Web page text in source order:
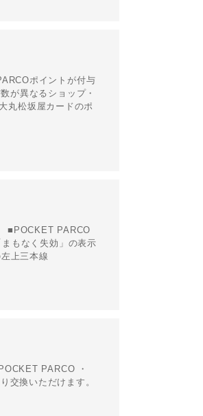
ポイントが付与
が異なるショップ・
丸松坂屋カードのポ
■POCKET PARCO
もなく失効」の表示
上三本線
PARCO ・
交換いただけます。